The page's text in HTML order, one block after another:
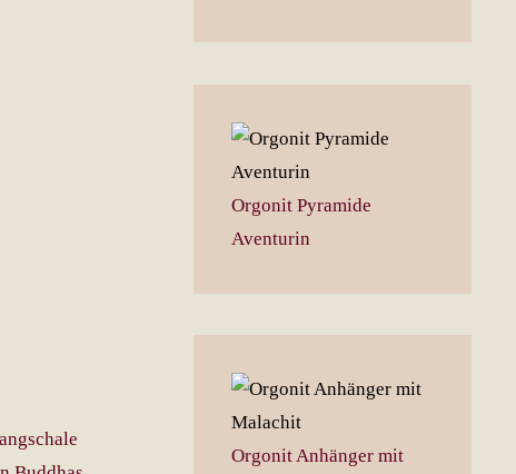
Orgonit Pyramide
Aventurin
Orgonit Anhänger mit